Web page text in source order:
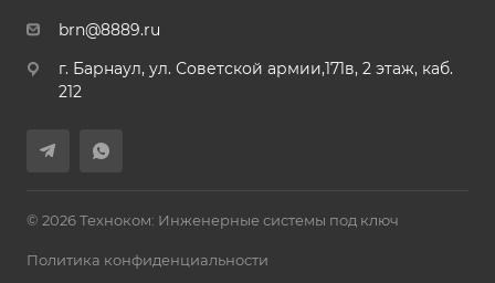
brn@8889.ru
г. Барнаул, ул. Советской армии,171в, 2 этаж, каб.
212
© 2026 Техноком: Инженерные системы под ключ
Политика конфиденциальности